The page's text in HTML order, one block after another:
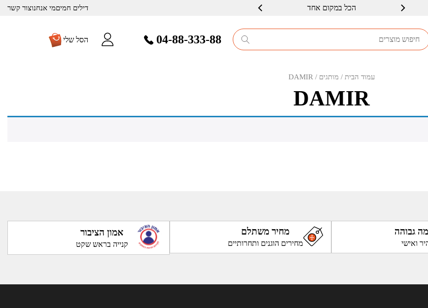
דילים חמיםמי אנחנוצור קשר הכל במקום אחד
04-88-333-88 הסל שלי
עמוד הבית / מותגים / DAMIR
DAMIR
גבוהה
ואישי
מחיר משתלם
מחירים הוגנים ותחרותיים
אמון הציבור
קנייה בראש שקט